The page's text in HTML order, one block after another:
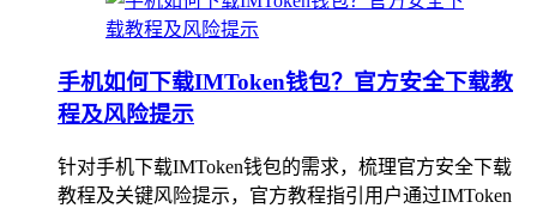
手机如何下载IMToken钱包？官方安全下载教
程及风险提示
针对手机下载IMToken钱包的需求，梳理官方安全下载
教程及关键风险提示，官方教程指引用户通过IMToken